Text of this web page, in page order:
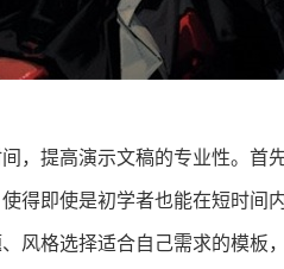
，提高演示文稿的专业性。首
得即使是初学者也能在短时间
风格选择适合自己需求的模板